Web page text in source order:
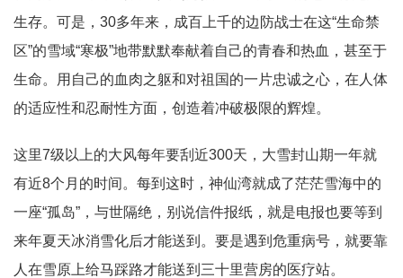
生存。可是，30多年来，成百上千的边防战士在这“生命禁
区”的雪域“寒极”地带默默奉献着自己的青春和热血，甚至于
生命。用自己的血肉之躯和对祖国的一片忠诚之心，在人体
的适应性和忍耐性方面，创造着冲破极限的辉煌。
这里7级以上的大风每年要刮近300天，大雪封山期一年就
有近8个月的时间。每到这时，神仙湾就成了茫茫雪海中的
一座“孤岛”，与世隔绝，别说信件报纸，就是电报也要等到
来年夏天冰消雪化后才能送到。要是遇到危重病号，就要靠
人在雪原上给马踩路才能送到三十里营房的医疗站。